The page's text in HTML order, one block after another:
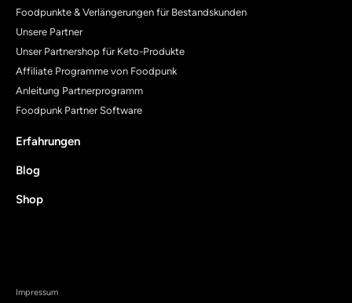
Foodpunkte & Verlängerungen für Bestandskunden
Unsere Partner
Unser Partnershop für Keto-Produkte
Affiliate Programme von Foodpunk
Anleitung Partnerprogramm
Foodpunk Partner Software
Erfahrungen
Blog
Shop
Impressum